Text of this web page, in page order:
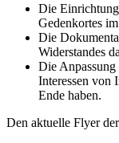
Die
Gedenkortes
Die
Widerstandes
Die Anpassung
Interessen von
Ende haben.
Den aktuelle Flyer